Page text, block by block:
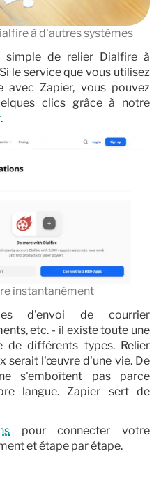
à d'autres systèmes
simple de relier Dialfire à
le service que vous utilisez
avec Zapier, vous pouvez
clics grâce à notre
.
instantanément
d'envoi de courrier
etc. - il existe toute une
de différents types. Relier
serait l'œuvre d'une vie. De
s'emboîtent pas parce
langue. Zapier sert de
pour connecter votre
et étape par étape.